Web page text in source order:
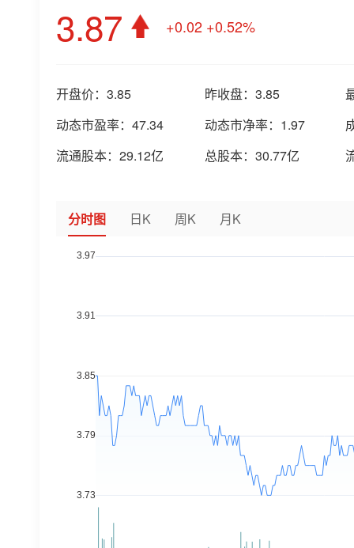
3.87 +0.02 +0.52%
开盘价： 3.85 昨收盘： 3.85
动态市盈率： 47.34 动态市净率： 1.97
流通股本： 29.12亿 总股本： 30.77亿
分时图 日K 周K 月K